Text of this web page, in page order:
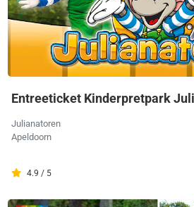
Entreeticket Kinderpretpark
Julianatoren
Apeldoorn
4.9 / 5